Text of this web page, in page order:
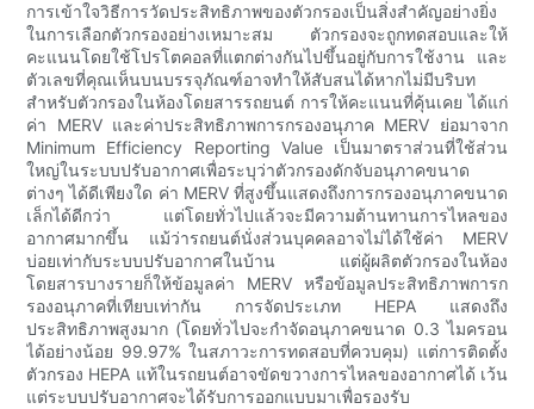
การเข้าใจวิธีการวัดประสิทธิภาพของตัวกรองเป็นสิ่งสำคัญอย่างยิ่ง
ในการเลือกตัวกรองอย่างเหมาะสม ตัวกรองจะถูกทดสอบและให้
คะแนนโดยใช้โปรโตคอลที่แตกต่างกันไปขึ้นอยู่กับการใช้งาน และ
ตัวเลขที่คุณเห็นบนบรรจุภัณฑ์อาจทำให้สับสนได้หากไม่มีบริบท
สำหรับตัวกรองในห้องโดยสารรถยนต์ การให้คะแนนที่คุ้นเคย ได้แก่
ค่า MERV และค่าประสิทธิภาพการกรองอนุภาค MERV ย่อมาจาก
Minimum Efficiency Reporting Value เป็นมาตราส่วนที่ใช้ส่วน
ใหญ่ในระบบปรับอากาศเพื่อระบุว่าตัวกรองดักจับอนุภาคขนาด
ต่างๆ ได้ดีเพียงใด ค่า MERV ที่สูงขึ้นแสดงถึงการกรองอนุภาคขนาด
เล็กได้ดีกว่า แต่โดยทั่วไปแล้วจะมีความต้านทานการไหลของ
อากาศมากขึ้น แม้ว่ารถยนต์นั่งส่วนบุคคลอาจไม่ได้ใช้ค่า MERV
บ่อยเท่ากับระบบปรับอากาศในบ้าน แต่ผู้ผลิตตัวกรองในห้อง
โดยสารบางรายก็ให้ข้อมูลค่า MERV หรือข้อมูลประสิทธิภาพการก
รองอนุภาคที่เทียบเท่ากัน การจัดประเภท HEPA แสดงถึง
ประสิทธิภาพสูงมาก (โดยทั่วไปจะกำจัดอนุภาคขนาด 0.3 ไมครอน
ได้อย่างน้อย 99.97% ในสภาวะการทดสอบที่ควบคุม) แต่การติดตั้ง
ตัวกรอง HEPA แท้ในรถยนต์อาจขัดขวางการไหลของอากาศได้ เว้น
แต่ระบบปรับอากาศจะได้รับการออกแบบมาเพื่อรองรับ